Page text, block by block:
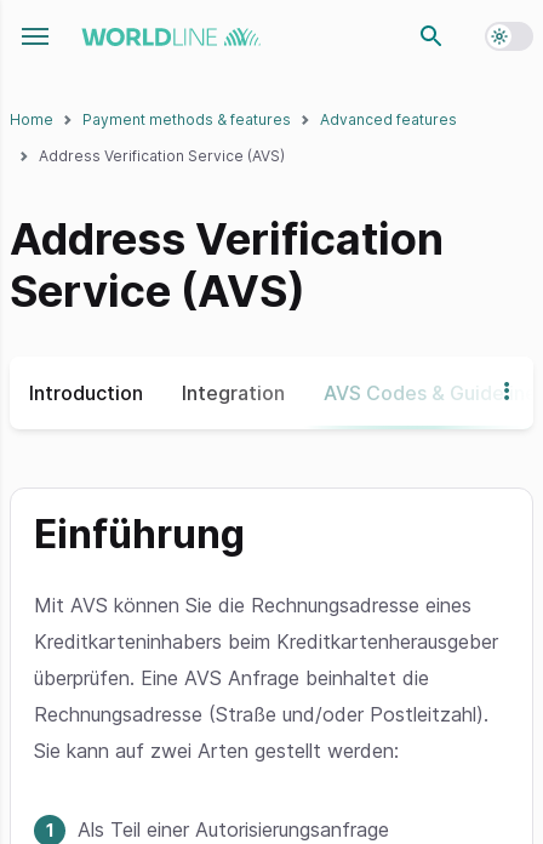
Toggle navigation menu
Home Payment methods & features
Advanced features
Address Verification Service (AVS)
Address Verification
Service (AVS)
Introduction Integration AVS Codes &
Einführung
Mit AVSkönnen Sie die Rechnungsadresse eines
Kreditkarteninhabers beim Kreditkartenherausgeber
überprüfen. Eine AVS Anfrage beinhaltet die
Rechnungsadresse (Straße und/oder Postleitzahl).
Sie kann auf zwei Arten gestellt werden:
Als Teil einer Autorisierungsanfrage